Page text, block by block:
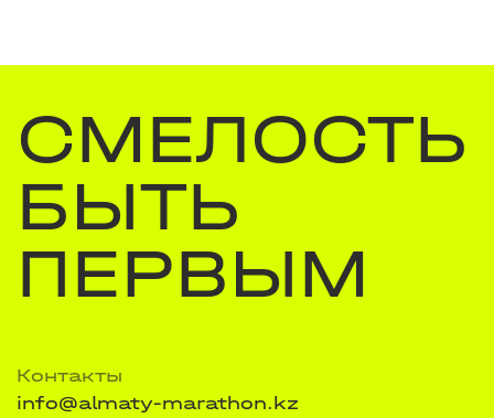
СМЕЛОСТЬ
БЫТЬ
ПЕРВЫМ
Контакты
info@almaty-marathon.kz